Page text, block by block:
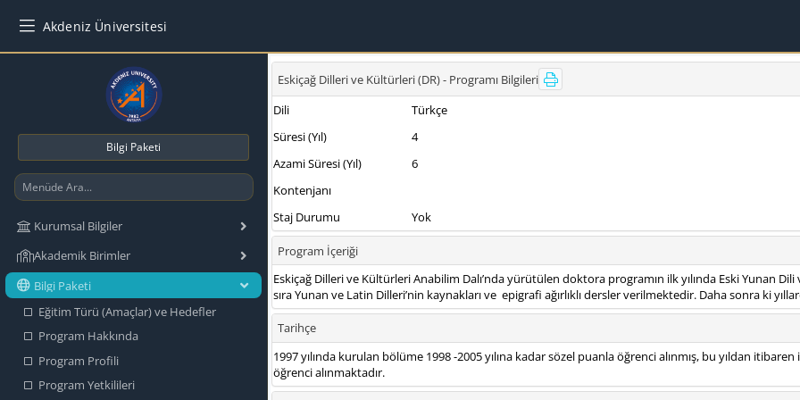
Akdeniz Üniversitesi
Bilgi Paketi
Kurumsal Bilgiler
Akademik Birimler
Bilgi Paketi
Eğitim Türü (Amaçlar) ve Hedefler
Program Hakkında
Program Profili
Program Yetkilileri